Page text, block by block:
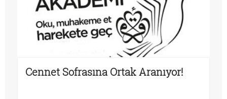
Cennet Sofrasına Ortak Aranıyor!